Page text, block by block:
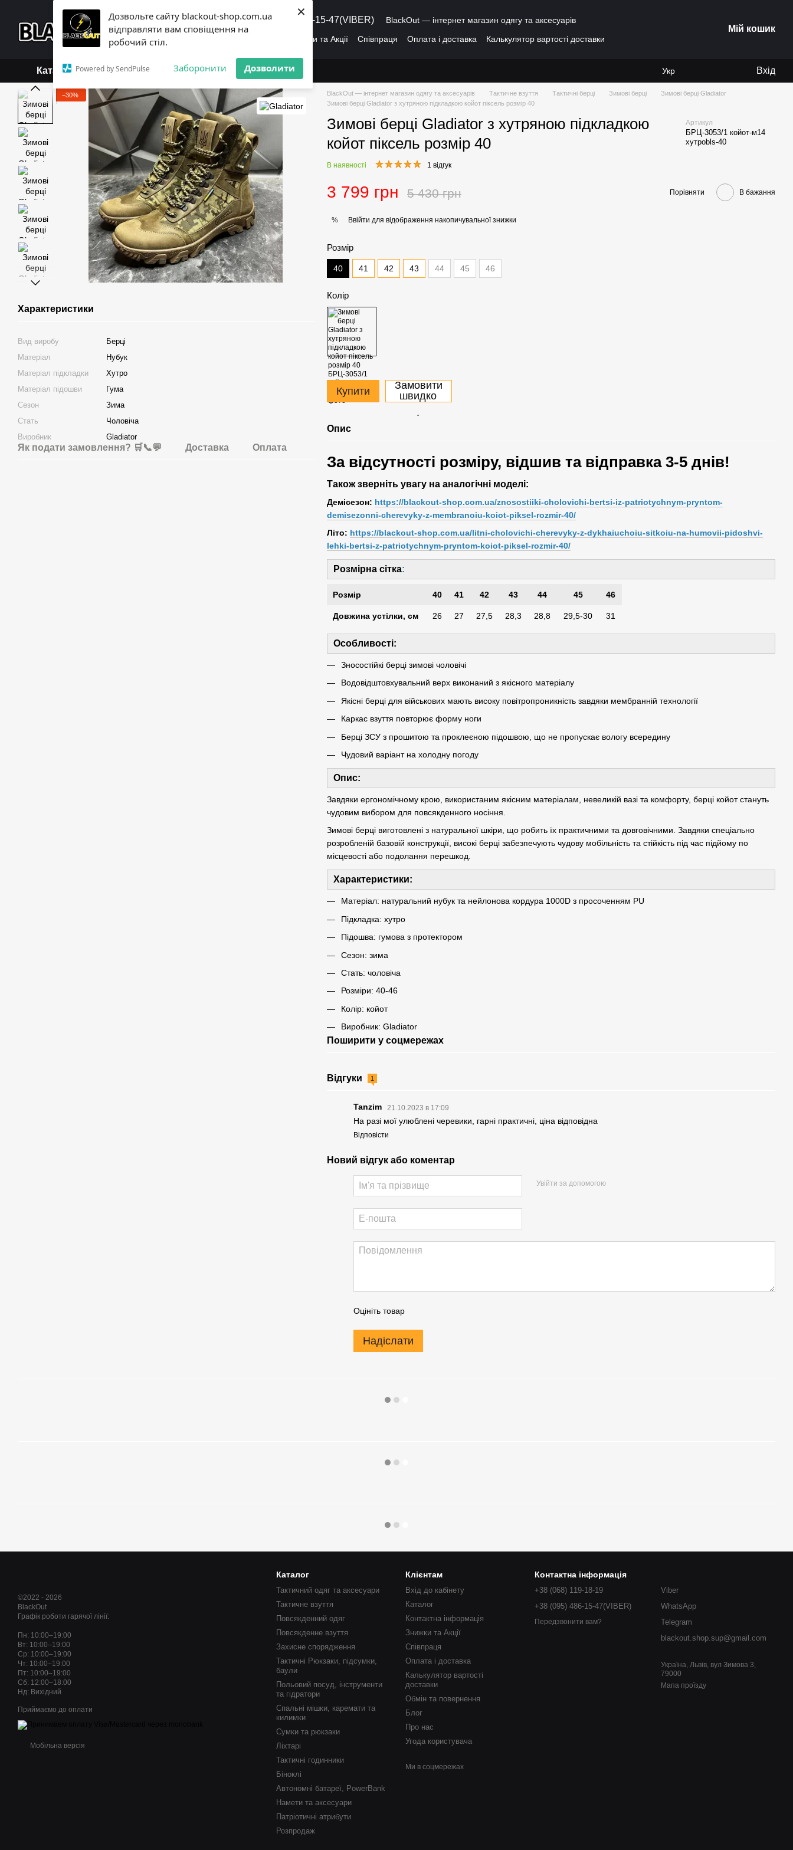
Дозвольте сайту blackout-shop.com.ua
відправляти вам сповіщення на
робочий стіл.
Powered by SendPulse Заборонити Дозволити
×
Перейти до основного контенту
+38 (068) 119-18-19,+38 (095) 486-15-47(VIBER)
BlackOut — інтернет магазин одягу та аксесуарів
Каталог
Знижки та Акції Співпраця Оплата і доставка
Калькулятор вартості доставки
Мій кошик
Каталог Укр Вхід
−30%
Характеристики
Вид виробу
Берці
Матеріал
Нубук
Матеріал підкладки
Хутро
Матеріал підошви
Гума
Сезон
Зима
Стать
Чоловіча
Виробник
Gladiator
Як подати замовлення? 🛒📞💬 Доставка Оплата
BlackOut — інтернет магазин одягу та аксесуарів Тактичне взуття Тактичні берці Зимові берці
Зимові берці Gladiator
Зимові берці Gladiator з хутряною підкладкою койот піксель розмір 40
Зимові берці Gladiator з хутряною підкладкою
койот піксель розмір 40
Артикул
БРЦ-3053/1 койот-м14
хутроbls-40
В наявності 1 відгук
3 799 грн 5 430 грн Порівняти В бажання
% Ввійти для відображення накопичувальної знижки
Розмір
40 41 42 43 44 45 46
Колір
Купити
Замовити
швидко
.
Опис
За відсутності розміру, відшив та відправка 3-5 днів!
Також зверніть увагу на аналогічні моделі:
Демісезон: https://blackout-shop.com.ua/znosostiiki-cholovichi-bertsi-iz-patriotychnym-pryntom-
demisezonni-cherevyky-z-membranoiu-koiot-piksel-rozmir-40/
Літо: https://blackout-shop.com.ua/litni-cholovichi-cherevyky-z-dykhaiuchoiu-sitkoiu-na-humovii-pidoshvi-
lehki-bertsi-z-patriotychnym-pryntom-koiot-piksel-rozmir-40/
Розмірна сітка:
Розмір 40 41 42 43 44 45 46
Довжина устілки, см 26 27 27,5 28,3 28,8 29,5-30 31
Особливості:
Зносостійкі берці зимові чоловічі
Водовідштовхувальний верх виконаний з якісного матеріалу
Якісні берці для військових мають високу повітропроникність завдяки мембранній технології
Каркас взуття повторює форму ноги
Берці ЗСУ з прошитою та проклеєною підошвою, що не пропускає вологу всередину
Чудовий варіант на холодну погоду
Опис:
Завдяки ергономічному крою, використаним якісним матеріалам, невеликій вазі та комфорту, берці койот стануть
чудовим вибором для повсякденного носіння.
Зимові берці виготовлені з натуральної шкіри, що робить їх практичними та довговічними. Завдяки спеціально
розробленій базовій конструкції, високі берці забезпечують чудову мобільність та стійкість під час підйому по
місцевості або подолання перешкод.
Характеристики:
Матеріал: натуральний нубук та нейлонова кордура 1000D з просоченням PU
Підкладка: хутро
Підошва: гумова з протектором
Сезон: зима
Стать: чоловіча
Розміри: 40-46
Колір: койот
Виробник: Gladiator
Поширити у соцмережах
Відгуки 1
Tanzim 21.10.2023 в 17:09
На разі мої улюблені черевики, гарні практичні, ціна відповідна
Відповісти
Новий відгук або коментар
Увійти за допомогою
Оцініть товар
Надіслати
©2022 - 2026
BlackOut
Графік роботи гарячої лінії:
Пн: 10:00–19:00
Вт: 10:00–19:00
Ср: 10:00–19:00
Чт: 10:00–19:00
Пт: 10:00–19:00
Сб: 12:00–18:00
Нд: Вихідний
Приймаємо до оплати
Мобільна версія
Каталог
Тактичний одяг та аксесуари
Тактичне взуття
Повсякденний одяг
Повсякденне взуття
Захисне спорядження
Тактичні Рюкзаки, підсумки,
баули
Польовий посуд, інструменти
та гідратори
Спальні мішки, каремати та
килимки
Сумки та рюкзаки
Ліхтарі
Тактичні годинники
Біноклі
Автономні батареї, PowerBank
Намети та аксесуари
Патріотичні атрибути
Розпродаж
Клієнтам
Вхід до кабінету
Каталог
Контактна інформація
Знижки та Акції
Співпраця
Оплата і доставка
Калькулятор вартості
доставки
Обмін та повернення
Блог
Про нас
Угода користувача
Ми в соцмережах
Контактна інформація
+38 (068) 119-18-19
+38 (095) 486-15-47(VIBER)
Передзвонити вам?
Viber
WhatsApp
Telegram
blackout.shop.sup@gmail.com
Україна, Львів, вул Зимова 3,
79000
Мапа проїзду